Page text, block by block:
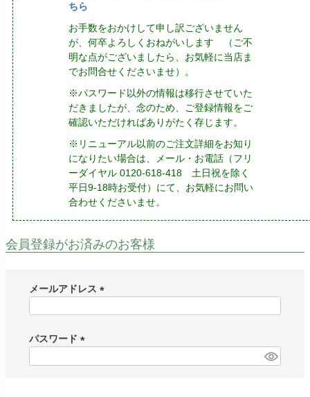
ちら
お手数をおかけして申し訳ございません
が、何卒よろしくおねがいします （ご不
明な点がございましたら、お気軽に当店ま
でお問合せくださいませ）。
※パスワード以外の情報は移行させていた
だきましたが、念のため、ご登録情報をご
確認いただければありがたく存じます。
※リニューアル以前のご注文詳細をお知り
になりたい場合は、メール・お電話（フリ
ーダイヤル 0120-618-418 土日祝を除く
平日9-18時お受付）にて、お気軽にお問い
合わせくださいませ。
会員登録がお済みのお客様
メールアドレス
)
パスワード